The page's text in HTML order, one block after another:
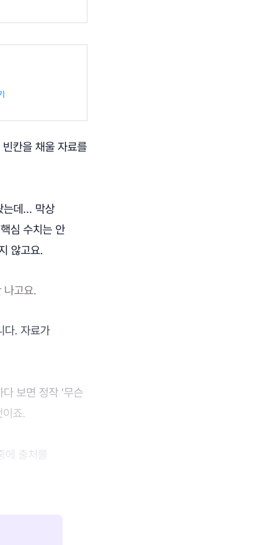
칸을 채울 자료를
는데... 막상
심 수치는 안
않고요.
나고요.
다. 자료가
다 보면 정작 '무슨
죠.
에 출처를